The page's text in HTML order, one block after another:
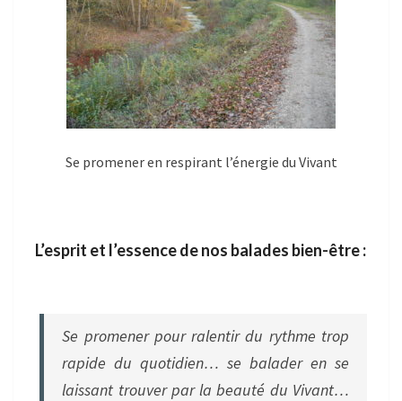
Se promener en respirant l’énergie du Vivant
L’esprit et l’essence de nos balades bien-être :
Se promener pour ralentir du rythme trop
rapide du quotidien… se balader en se
laissant trouver par la beauté du Vivant…